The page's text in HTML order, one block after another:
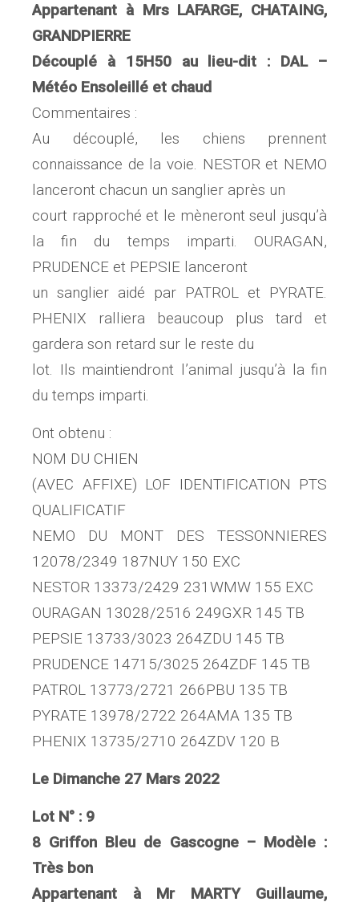
Appartenant à Mrs LAFARGE, CHATAING,
GRANDPIERRE
Découplé à 15H50 au lieu-dit : DAL –
Météo Ensoleillé et chaud
Commentaires :
Au découplé, les chiens prennent
connaissance de la voie. NESTOR et NEMO
lanceront chacun un sanglier après un
court rapproché et le mèneront seul jusqu’à
la fin du temps imparti. OURAGAN,
PRUDENCE et PEPSIE lanceront
un sanglier aidé par PATROL et PYRATE.
PHENIX ralliera beaucoup plus tard et
gardera son retard sur le reste du
lot. Ils maintiendront l’animal jusqu’à la fin
du temps imparti.
Ont obtenu :
NOM DU CHIEN
(AVEC AFFIXE) LOF IDENTIFICATION PTS
QUALIFICATIF
NEMO DU MONT DES TESSONNIERES
12078/2349 187NUY 150 EXC
NESTOR 13373/2429 231WMW 155 EXC
OURAGAN 13028/2516 249GXR 145 TB
PEPSIE 13733/3023 264ZDU 145 TB
PRUDENCE 14715/3025 264ZDF 145 TB
PATROL 13773/2721 266PBU 135 TB
PYRATE 13978/2722 264AMA 135 TB
PHENIX 13735/2710 264ZDV 120 B
Le Dimanche 27 Mars 2022
Lot N° : 9
8 Griffon Bleu de Gascogne – Modèle :
Très bon
Appartenant à Mr MARTY Guillaume,